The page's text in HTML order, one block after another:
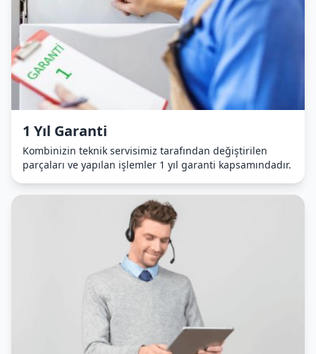
1 Yıl Garanti
Kombinizin teknik servisimiz tarafından değiştirilen
parçaları ve yapılan işlemler 1 yıl garanti kapsamındadır.